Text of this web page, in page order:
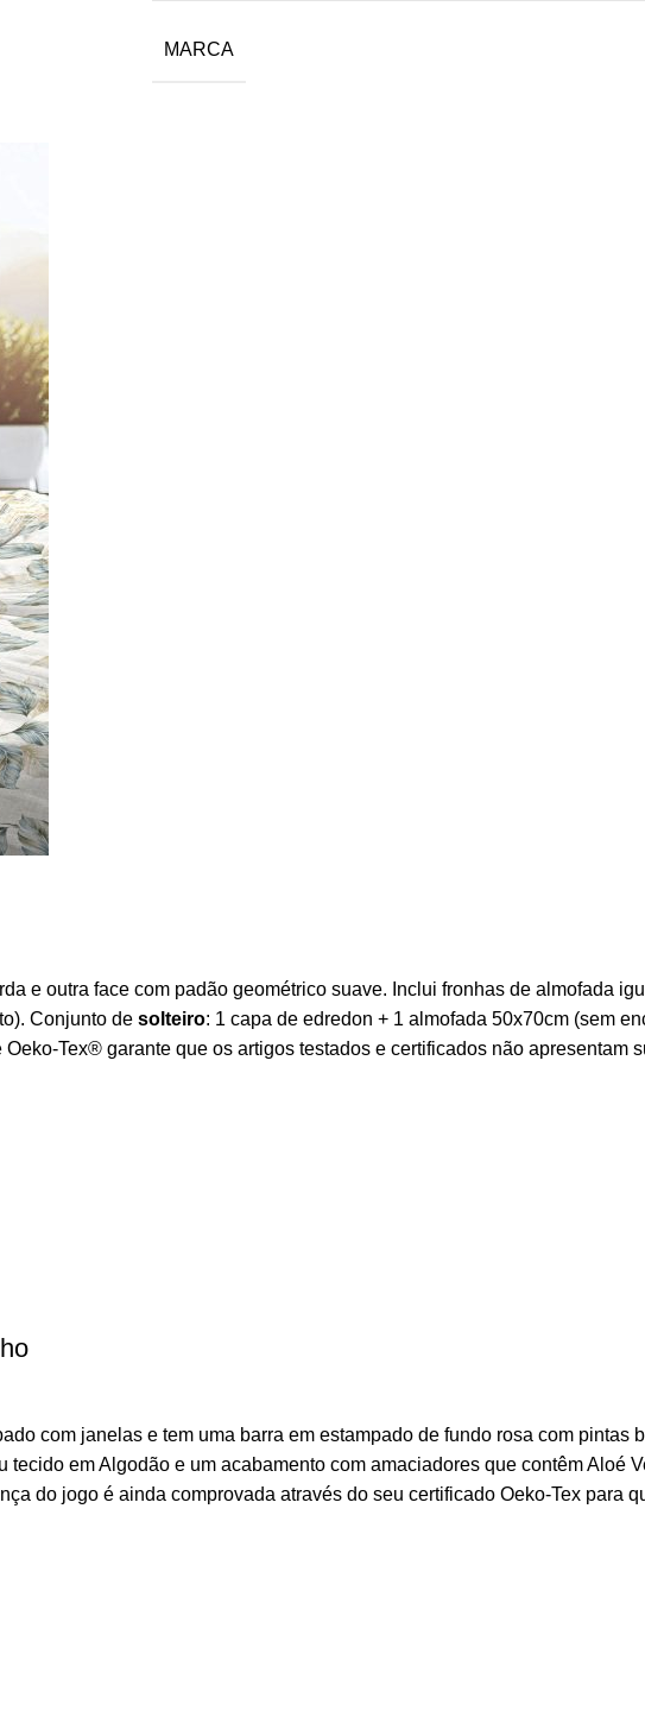
MARCA
e outra face com padão geométrico suave. Inclui fronhas de almofada
Conjunto de solteiro: 1 capa de edredon + 1 almofada 50x70cm (sem
Tex® garante que os artigos testados e certificados não apresentam
com janelas e tem uma barra em estampado de fundo rosa com pintas
em Algodão e um acabamento com amaciadores que contêm Aloé
do jogo é ainda comprovada através do seu certificado Oeko-Tex para